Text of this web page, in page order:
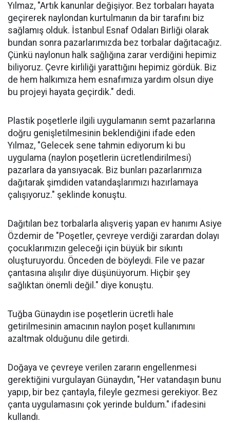
Yılmaz, "Artık kanunlar değişiyor. Bez torbaları hayata
geçirerek naylondan kurtulmanın da bir tarafını biz
sağlamış olduk. İstanbul Esnaf Odaları Birliği olarak
bundan sonra pazarlarımızda bez torbalar dağıtacağız.
Çünkü naylonun halk sağlığına zarar verdiğini hepimiz
biliyoruz. Çevre kirliliği yarattığını hepimiz gördük. Biz
de hem halkımıza hem esnafımıza yardım olsun diye
bu projeyi hayata geçirdik." dedi.
Plastik poşetlerle ilgili uygulamanın semt pazarlarına
doğru genişletilmesinin beklendiğini ifade eden
Yılmaz, "Gelecek sene tahmin ediyorum ki bu
uygulama (naylon poşetlerin ücretlendirilmesi)
pazarlara da yansıyacak. Biz bunları pazarlarımıza
dağıtarak şimdiden vatandaşlarımızı hazırlamaya
çalışıyoruz." şeklinde konuştu.
Dağıtılan bez torbalarla alışveriş yapan ev hanımı Asiye
Özdemir de "Poşetler, çevreye verdiği zarardan dolayı
çocuklarımızın geleceği için büyük bir sıkıntı
oluşturuyordu. Önceden de böyleydi. File ve pazar
çantasına alışılır diye düşünüyorum. Hiçbir şey
sağlıktan önemli değil." diye konuştu.
Tuğba Günaydın ise poşetlerin ücretli hale
getirilmesinin amacının naylon poşet kullanımını
azaltmak olduğunu dile getirdi.
Doğaya ve çevreye verilen zararın engellenmesi
gerektiğini vurgulayan Günaydın, "Her vatandaşın bunu
yapıp, bir bez çantayla, fileyle gezmesi gerekiyor. Bez
çanta uygulamasını çok yerinde buldum." ifadesini
kullandı.